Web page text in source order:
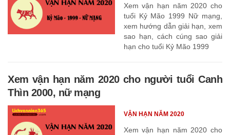
Xem vận hạn năm 2020 cho
tuổi Kỷ Mão 1999 Nữ mạng,
xem hướng dẫn giải hạn, xem
sao hạn, cách cúng sao giải
hạn cho tuổi Kỷ Mão 1999
Xem vận hạn năm 2020 cho người tuổi Canh
Thìn 2000, nữ mạng
Xem vận hạn năm 2020 cho
VẬN HẠN NĂM 2020